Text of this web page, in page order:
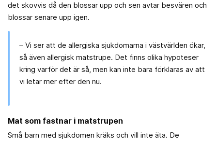
det skovvis då den blossar upp och sen avtar besvären och
blossar senare upp igen.
– Vi ser att de allergiska sjukdomarna i västvärlden ökar,
så även allergisk matstrupe. Det finns olika hypoteser
kring varför det är så, men kan inte bara förklaras av att
vi letar mer efter den nu.
Mat som fastnar i matstrupen
Små barn med sjukdomen kräks och vill inte äta. De